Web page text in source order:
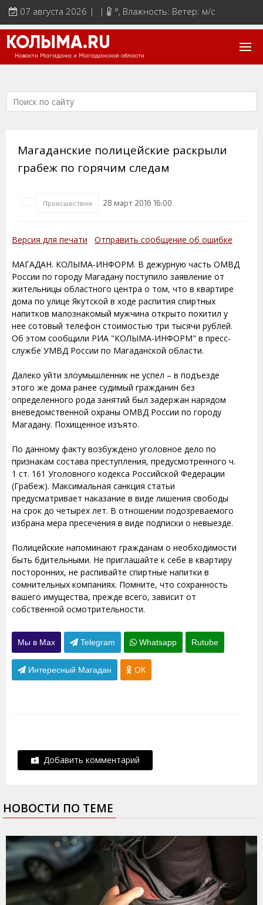
07 августа 2026 | | °, Влажность: Ветер: м/с
КОЛЫМА.RU
Новости Магадана и Магаданской области
Магаданские полицейские раскрыли
грабеж по горячим следам
Происшествия 28 март 2016 16:00
Версия для печати Отправить сообщение об ошибке
МАГАДАН. КОЛЫМА-ИНФОРМ. В дежурную часть ОМВД
России по городу Магадану поступило заявление от
жительницы областного центра о том, что в квартире
дома по улице Якутской в ходе распития спиртных
напитков малознакомый мужчина открыто похитил у
нее сотовый телефон стоимостью три тысячи рублей.
Об этом сообщили РИА "КОЛЫМА-ИНФОРМ" в пресс-
службе УМВД России по Магаданской области.
Далеко уйти злоумышленник не успел – в подъезде
этого же дома ранее судимый гражданин без
определенного рода занятий был задержан нарядом
вневедомственной охраны ОМВД России по городу
Магадану. Похищенное изъято.
По данному факту возбуждено уголовное дело по
признакам состава преступления, предусмотренного ч.
1 ст. 161 Уголовного кодекса Российской Федерации
(Грабеж). Максимальная санкция статьи
предусматривает наказание в виде лишения свободы
на срок до четырех лет. В отношении подозреваемого
избрана мера пресечения в виде подписки о невыезде.
Полицейские напоминают гражданам о необходимости
быть бдительными. Не приглашайте к себе в квартиру
посторонних, не распивайте спиртные напитки в
сомнительных компаниях. Помните, что сохранность
вашего имущества, прежде всего, зависит от
собственной осмотрительности.
Мы в Max Telegram Whatsapp Rutube
Интересный Магадан ОК
Добавить комментарий
НОВОСТИ ПО ТЕМЕ